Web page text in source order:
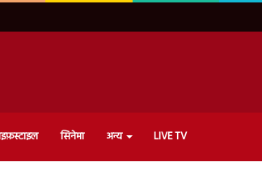
सिनेमा अन्य LIVE TV